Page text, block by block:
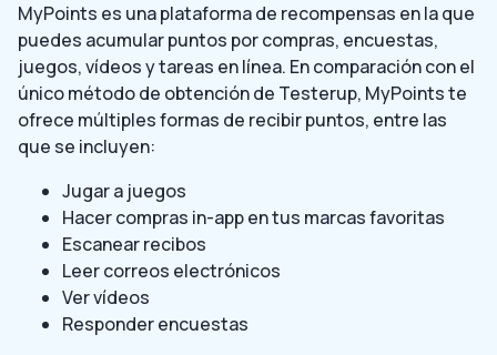
MyPoints es una plataforma de recompensas en la que
puedes acumular puntos por compras, encuestas,
juegos, vídeos y tareas en línea. En comparación con el
único método de obtención de Testerup, MyPoints te
ofrece múltiples formas de recibir puntos, entre las
que se incluyen:
Jugar a juegos
Hacer compras in-app en tus marcas favoritas
Escanear recibos
Leer correos electrónicos
Ver vídeos
Responder encuestas